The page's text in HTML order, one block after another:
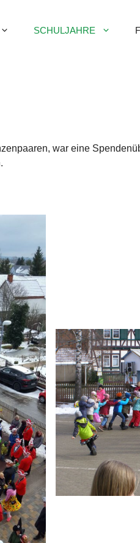
SCHULJAHRE
war eine